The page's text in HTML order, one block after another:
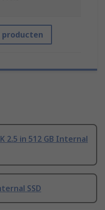
2.5 in 512 GB Internal
SSD